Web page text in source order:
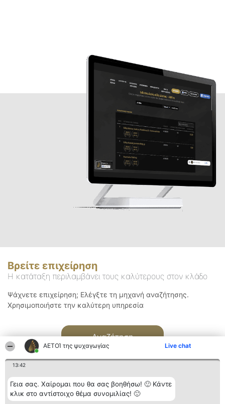
ΑΕΤΟΊ της ψυχαγωγίας Live chat
13:42
Γεια σας. Χαίρομαι που θα σας βοηθήσω! 🙂 Κάντε
κλικ στο αντίστοιχο θέμα συνομιλίας! 🙂
Βρείτε επιχείρηση
Η κατάταξη περιλαμβάνει τους καλύτερους στον κλάδο
Ψάχνετε επιχείρηση; Ελέγξτε τη μηχανή αναζήτησης.
Χρησιμοποιήστε την καλύτερη υπηρεσία
Αναζήτηση